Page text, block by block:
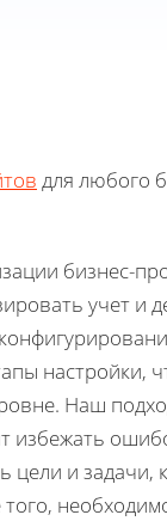
для любого
бизнес-
учет и
настройки,
Наш
избежать
цели и задачи,